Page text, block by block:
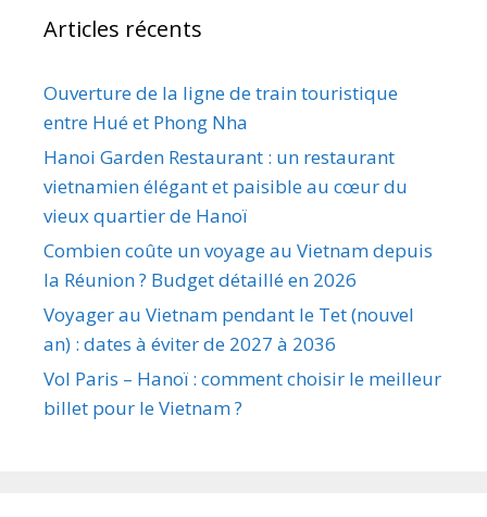
Articles récents
Ouverture de la ligne de train touristique
entre Hué et Phong Nha
Hanoi Garden Restaurant : un restaurant
vietnamien élégant et paisible au cœur du
vieux quartier de Hanoï
Combien coûte un voyage au Vietnam depuis
la Réunion ? Budget détaillé en 2026
Voyager au Vietnam pendant le Tet (nouvel
an) : dates à éviter de 2027 à 2036
Vol Paris – Hanoï : comment choisir le meilleur
billet pour le Vietnam ?